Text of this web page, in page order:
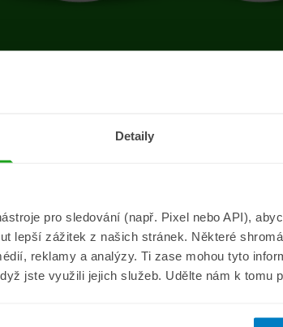
Detaily
pro sledování (např. Pixel nebo API),
lepší zážitek z našich stránek. Některé
reklamy a analýzy. Ti zase mohou tyto
jste využili jejich služeb. Udělte nám k tomu
se
Přejít na úvodní stránku
Informace
Aktuality
O nás